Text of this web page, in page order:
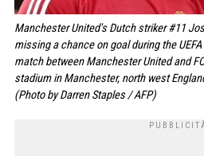
Manchester United's Dutch striker #11
missing a chance on goal during the
match between Manchester United and
stadium in Manchester, north west
(Photo by Darren Staples / AFP)